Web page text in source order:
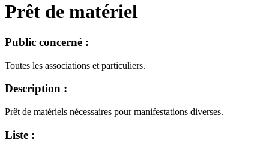
Prêt de matériel
Public concerné :
Toutes les associations et particuliers.
Description :
Prêt de matériels nécessaires pour manifestations diverses.
Liste :